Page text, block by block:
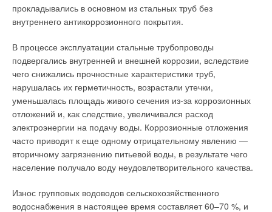
прокладывались в основном из стальных труб без
внутреннего антикоррозионного покрытия.
В процессе эксплуатации стальные трубопроводы
подвергались внутренней и внешней коррозии, вследствие
чего снижались прочностные характеристики труб,
нарушалась их герметичность, возрастали утечки,
уменьшалась площадь живого сечения из-за коррозионных
отложений и, как следствие, увеличивался расход
электроэнергии на подачу воды. Коррозионные отложения
часто приводят к еще одному отрицательному явлению —
вторичному загрязнению питьевой воды, в результате чего
население получало воду неудовлетворительного качества.
Износ групповых водоводов сельскохозяйственного
водоснабжения в настоящее время составляет 60–70 %, и
распространение получили такие процессы, как
хлорирование, озонирование, обработка УФ-излучением с
полимерных мембранах.
Все они позволяют избавиться от мельчайших взвешенных
органических частиц, коллоидов и микроорганизмов.
Необходимо отметить, что почти все перечисленные
процессы требуют точного дозирования реагентов.
Особенно это касается процедур введения
обеззараживающих реактивов — поскольку они чрезвычайно
химически активны и могут представлять определенную
опасность при передозировке. Поэтому следует особое
отдавая предпочтение современной цифровой технике.
движутся не по трубам, а по цилиндрическому газоходу,
образованному корпусом котла и оребренной стенкой
водяной рубашки. Поверхность камеры сгорания у
некоторых моделей выполнена гофрированной, что также
улучшает теплообмен и снижает напряжение, вызванное
термическим расширением различных элементов котла.
Интересное решение по интенсификации теплообмена
воплощено в парогенераторах фирмы Clayton.
В отличие от традиционных жаротрубных парогенераторов с
природной циркуляцией воды, преимущество Clayton
заключается в использовании принципа противопоточного
обмена тепла (встречного потока дымовых газов и воды в
змеевике) в сочетании с принудительной циркуляцией. В
данных парогенераторах горелка находится внизу, а
дымовые газы движутся природным способом вверх. Такая